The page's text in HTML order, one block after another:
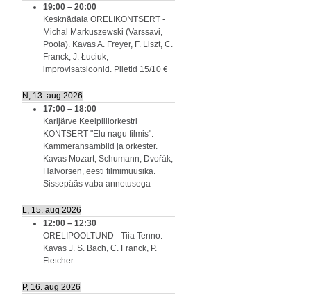
19:00 – 20:00
Kesknädala ORELIKONTSERT -
Michal Markuszewski (Varssavi,
Poola). Kavas A. Freyer, F. Liszt, C.
Franck, J. Łuciuk,
improvisatsioonid. Piletid 15/10 €
N, 13. aug 2026
17:00 – 18:00
Karijärve Keelpilliorkestri
KONTSERT "Elu nagu filmis".
Kammeransamblid ja orkester.
Kavas Mozart, Schumann, Dvořák,
Halvorsen, eesti filmimuusika.
Sissepääs vaba annetusega
L, 15. aug 2026
12:00 – 12:30
ORELIPOOLTUND - Tiia Tenno.
Kavas J. S. Bach, C. Franck, P.
Fletcher
P, 16. aug 2026